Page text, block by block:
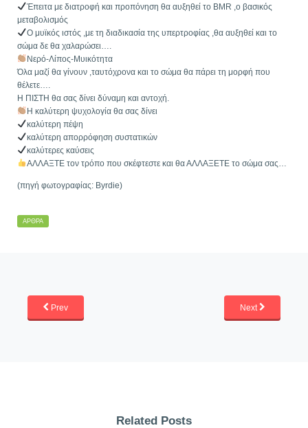
Έπειτα με διατροφή και προπόνηση θα αυξηθεί το BMR ,ο βασικός
μεταβολισμός
Ο μυϊκός ιστός ,με τη διαδικασία της υπερτροφίας ,θα αυξηθεί και το
σώμα δε θα χαλαρώσει….
Νερό-Λίπος-Μυικότητα
Όλα μαζί θα γίνουν ,ταυτόχρονα και το σώμα θα πάρει τη μορφή που
θέλετε….
Η ΠΙΣΤΗ θα σας δίνει δύναμη και αντοχή.
Η καλύτερη ψυχολογία θα σας δίνει
καλύτερη πέψη
καλύτερη απορρόφηση συστατικών
καλύτερες καύσεις
ΑΛΛΑΞΤΕ τον τρόπο που σκέφτεστε και θα ΑΛΛΑΞΕΤΕ το σώμα σας…
(πηγή φωτογραφίας: Byrdie)
ΆΡΘΡΑ
Prev Next
Related Posts